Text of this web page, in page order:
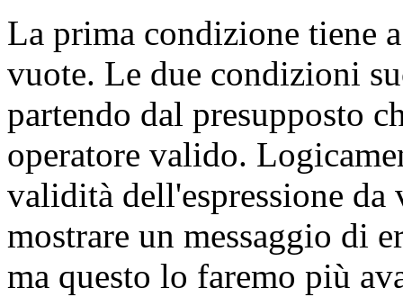
La prima condizione tiene
vuote. Le due condizioni
partendo dal presupposto
operatore valido.
validità dell'espressione da
mostrare un messaggio di
ma questo lo faremo più